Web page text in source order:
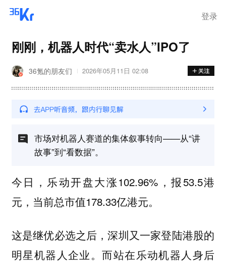
登录
刚刚，机器人时代“卖水人”IPO了
36氪的朋友们 2026年05月11日 02:08
市场对机器人赛道的集体叙事转向——从“讲
故事”到“看数据”。
今日，乐动开盘大涨102.96%，报53.5港
元，当前总市值178.33亿港元。
这是继优必选之后，深圳又一家登陆港股的
明星机器人企业。而站在乐动机器人身后